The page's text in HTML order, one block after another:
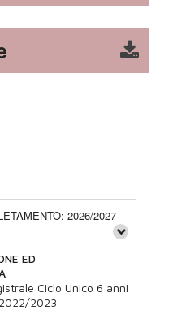
2026/2027
ED
Ciclo Unico 6 anni
2022/2023